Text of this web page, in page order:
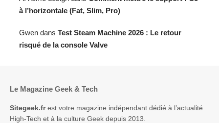
à l’horizontale (Fat, Slim, Pro)
Gwen dans Test Steam Machine 2026 : Le retour
risqué de la console Valve
Le Magazine Geek & Tech
Sitegeek.frest votre magazine indépendant dédié à l’actualité
High-Tech et à la culture Geek depuis 2013.